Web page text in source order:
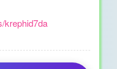
krephid7da